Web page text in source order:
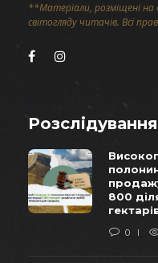
**Матеріали, розміщені на
світогляду читачів. Всі
Розслідування
800
0